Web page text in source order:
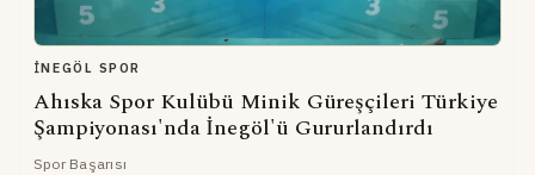
İNEGÖL SPOR
Ahıska Spor Kulübü Minik Güreşçileri Türkiye
Şampiyonası'nda İnegöl'ü Gururlandırdı
Spor Başarısı